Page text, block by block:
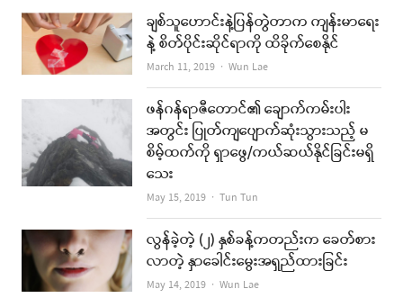
ချစ်သူဟောင်းနဲ့ပြန်တွဲတာက ကျန်းမာရေး
နဲ့ စိတ်ပိုင်းဆိုင်ရာကို ထိခိုက်စေနိုင်
March 11, 2019 Author
Wun Lae
ဖန်ဂန်ရာဇီတောင်၏ ချောက်ကမ်းပါး
အတွင်း ပြုတ်ကျပျောက်ဆုံးသွားသည့် မ
စိမ့်ထက်ကို ရှာဖွေ/ကယ်ဆယ်နိုင်ခြင်းမရှိ
သေး
May 15, 2019 Author
Tun Tun
လွန်ခဲ့တဲ့ (၂) နှစ်ခန့်ကတည်းက ခေတ်စား
လာတဲ့ နှာခေါင်းမွေးအရှည်ထားခြင်း
May 14, 2019 Author
Wun Lae